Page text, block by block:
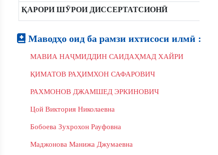
ҚАРОРИ ШӮРОИ ДИССЕРТАТСИОНӢ
Маводҳо оид ба рамзи ихтисоси илмӣ :
МАВИА НАҶМИДДИН САИДАҲМАД ХАЙРИ
ҚИМАТОВ РАҲИМХОН САФАРОВИЧ
РАХМОНОВ ДЖАМШЕД ЭРКИНОВИЧ
Цой Виктория Николаевна
Бобоева Зухрохон Рауфовна
Маджонова Манижа Джумаевна